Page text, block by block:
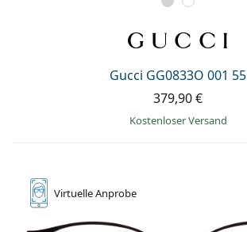
Gucci GG0833O 001 55
379,90 €
Kostenloser Versand
VirtuelleAnprobe